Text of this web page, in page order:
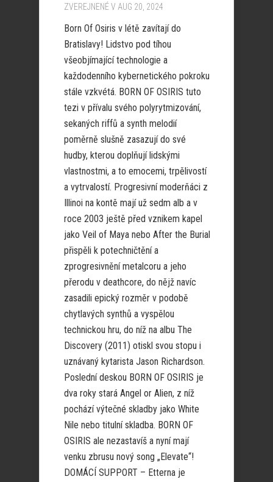
ZVEREJNENÉ V AUG 20, 2024
Born Of Osiris v létě zavítají do
Bratislavy! Lidstvo pod tíhou
všeobjímající technologie a
každodenního kybernetického pokroku
stále vzkvétá. BORN OF OSIRIS tuto
tezi v přívalu svého polyrytmizování,
sekaných riffů a synth melodií
poměrně slušně zasazují do své
hudby, kterou doplňují lidskými
vlastnostmi, a to emocemi, trpělivostí
a vytrvalostí. Progresivní moderňáci z
Illinoi na kontě mají už sedm alb a v
roce 2003 ještě před vznikem kapel
jako Veil of Maya nebo After the Burial
přispěli k potechničtění a
zprogresivnění metalcoru a jeho
přerodu v deathcore, do nějž navíc
zasadili epický rozměr v podobě
chytlavých synthů a vyspělou
technickou hru, do níž na albu The
Discovery (2011) otiskl svou stopu i
uznávaný kytarista Jason Richardson.
Poslední deskou BORN OF OSIRIS je
dva roky stará Angel or Alien, z níž
pochází výtečné skladby jako White
Nile nebo titulní skladba. BORN OF
OSIRIS ale nezastavíš a nyní mají
venku zbrusu nový song „Elevate“!
DOMÁCÍ SUPPORT – Etterna je